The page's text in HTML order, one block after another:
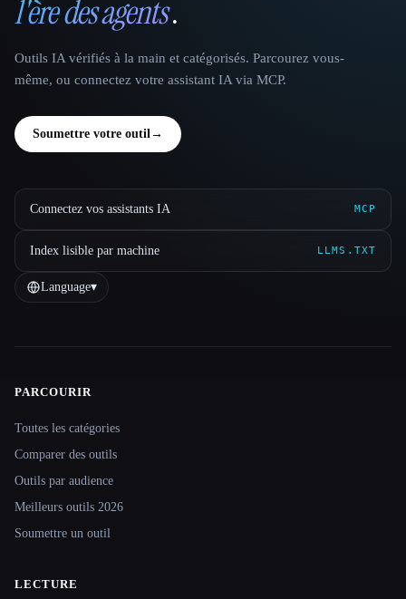
l'ère des agents.
Outils IA vérifiés à la main et catégorisés. Parcourez vous-
même, ou connectez votre assistant IA via MCP.
Soumettre votre outil→
Connectez vos assistants IA MCP
Index lisible par machine LLMS.TXT
Language▾
Site navigation
PARCOURIR
Toutes les catégories
Comparer des outils
Outils par audience
Meilleurs outils 2026
Soumettre un outil
LECTURE